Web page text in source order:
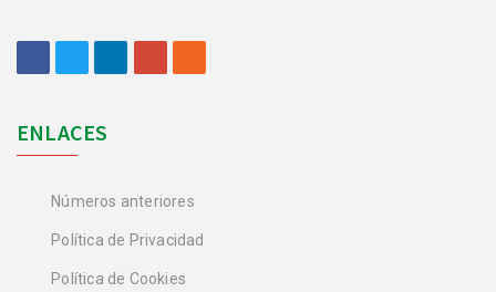
ENLACES
Números anteriores
Política de Privacidad
Política de Cookies